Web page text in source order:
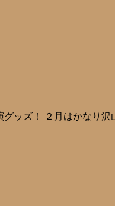
ッズ！ ２月はかなり